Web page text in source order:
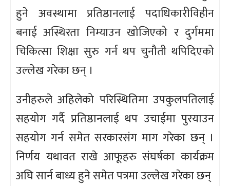
हुने अवस्थामा प्रतिष्ठानलाई पदाधिकारीविहीन
बनाई अस्थिरता निम्याउन खोजिएको र दुर्गममा
चिकित्सा शिक्षा सुरु गर्न थप चुनौती थपिदिएको
उल्लेख गरेका छन् ।
उनीहरुले अहिलेको परिस्थितिमा उपकुलपतिलाई
सहयोग गर्दै प्रतिष्ठानलाई थप उचाईमा पुरयाउन
सहयोग गर्न समेत सरकारसंग माग गरेका छन् ।
निर्णय यथावत राखे आफूहरु संघर्षका कार्यक्रम
अघि सार्न बाध्य हुने समेत पत्रमा उल्लेख गरेका छन्